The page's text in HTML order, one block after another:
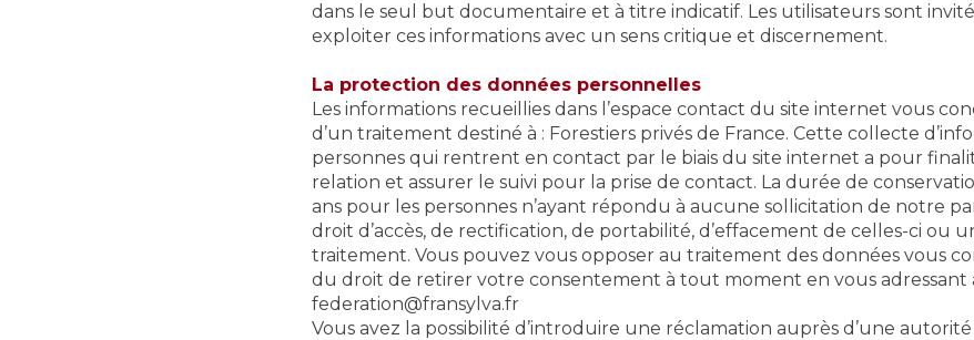
dans le seul but documentaire et à titre indicatif. Les utilisateurs sont
exploiter ces informations avec un sens critique et discernement.
La protection des données personnelles
Les informations recueillies dans l’espace contact du site internet vous
d’un traitement destiné à : Forestiers privés de France. Cette collecte
personnes qui rentrent en contact par le biais du site internet a pour
relation et assurer le suivi pour la prise de contact. La durée de
ans pour les personnes n’ayant répondu à aucune sollicitation de notre
droit d’accès, de rectification, de portabilité, d’effacement de celles-ci ou
traitement. Vous pouvez vous opposer au traitement des données vous
du droit de retirer votre consentement à tout moment en vous adressant
federation@fransylva.fr
Vous avez la possibilité d’introduire une réclamation auprès d’une